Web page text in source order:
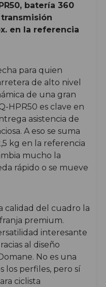
batería 360
en la referencia
para quien
de alto nivel
de una gran
HPR50 es clave en
asistencia de
A eso se suma
kg en la referencia
mucho la
rápido o se mueve
calidad del cuadro la
premium.
interesante
al diseño
No es una
los perfiles, pero sí
ciclista